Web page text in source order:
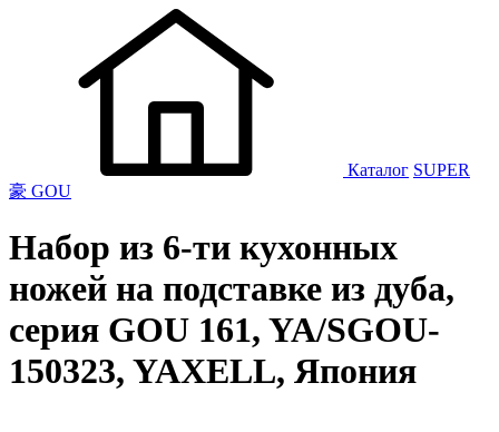
Каталог SUPER
豪 GOU
Набор из 6-ти кухонных
ножей на подставке из дуба,
серия GOU 161, YA/SGOU-
150323, YAXELL, Япония